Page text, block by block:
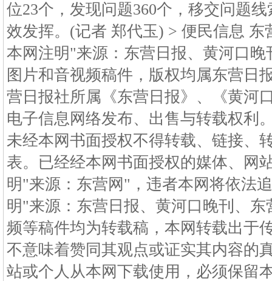
位23个，发现问题360个，移交问题
效发挥。(记者 郑代玉) > 便民信息
本网注明"来源：东营日报、黄河口
图片和音视频稿件，版权均属东营日
营日报社所属《东营日报》、《黄河
电子信息网络发布、出售与转载权利
未经本网书面授权不得转载、链接、
表。已经经本网书面授权的媒体、网
明"来源：东营网"，违者本网将依法
明"来源：东营日报、黄河口晚刊、
频等稿件均为转载稿，本网转载出于
不意味着赞同其观点或证实其内容的
站或个人从本网下载使用，必须保留